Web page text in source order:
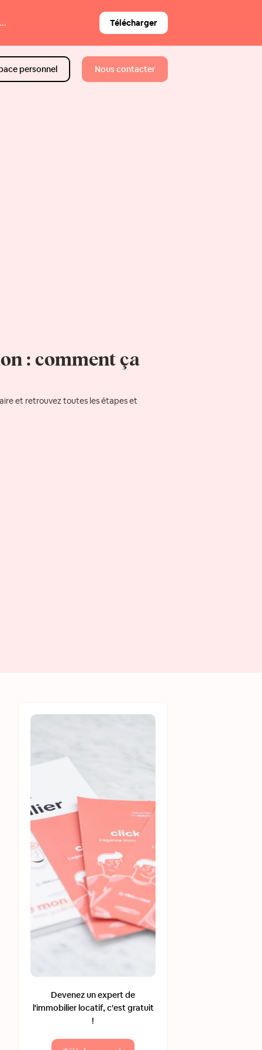
Télécharger
personnel Nous contacter
: comment ça
et retrouvez toutes les étapes et
Devenez un expert de
l'immobilier locatif, c'est gratuit
!